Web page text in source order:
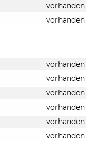
vorhanden
vorhanden
vorhanden
vorhanden
vorhanden
vorhanden
vorhanden
vorhanden